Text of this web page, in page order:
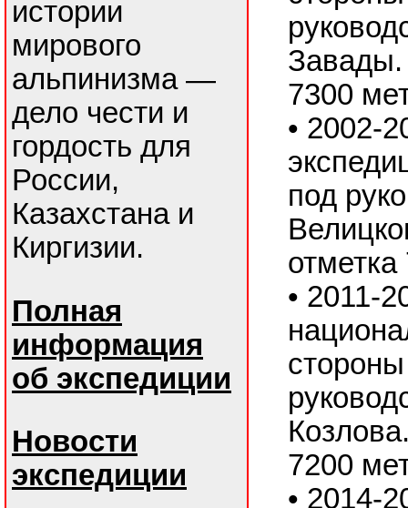
истории
мирового
альпинизма —
дело чести и
гордость для
России,
Казахстана и
Киргизии.
Полная
информация
об экспедиции
Новости
экспедиции
Завады.
7300
• 2002-
под
• 2011-
7200
• 2014-